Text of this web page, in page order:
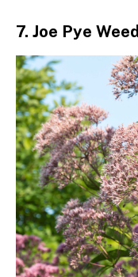
7. Joe Pye Weed